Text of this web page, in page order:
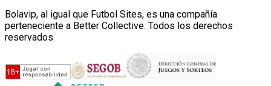
Bolavip, al igual que Futbol Sites, es una compañía
perteneciente a Better Collective. Todos los derechos
reservados